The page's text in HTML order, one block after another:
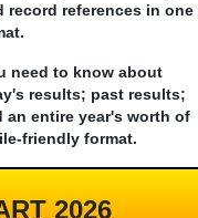
references in one
need to know about
results; past results;
entire year's worth of
friendly format.
2026